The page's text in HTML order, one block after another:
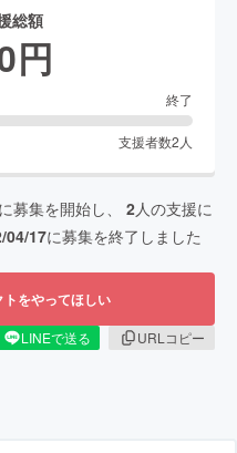
総額
円
終了
支援者数2 人
に募集を開始し、 2人の支援に
04/17に募集を終了しました
をやってほしい
LINEで送る
URLコピー